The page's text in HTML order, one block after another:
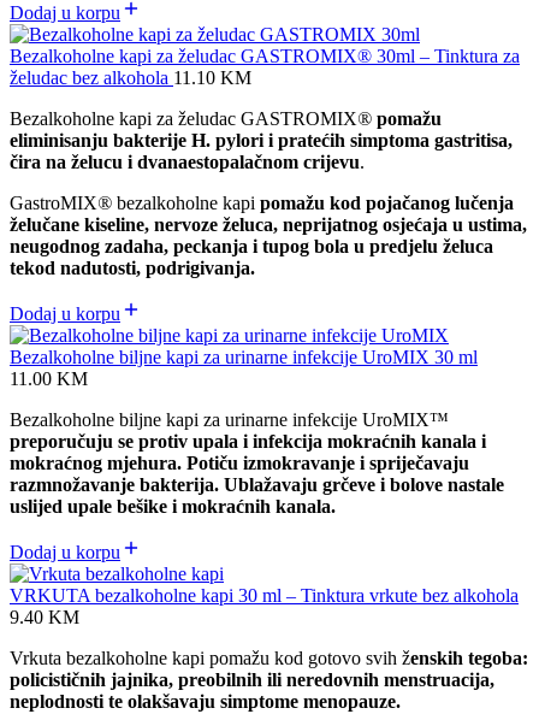
Dodaj u korpu
Bezalkoholne kapi za želudac GASTROMIX® 30ml – Tinktura za
želudac bez alkohola 11.10 KM
Bezalkoholne kapi za želudac GASTROMIX® pomažu
eliminisanju bakterije H. pylori i pratećih simptoma gastritisa,
čira na želucu i dvanaestopalačnom crijevu.
GastroMIX® bezalkoholne kapi pomažu kod pojačanog lučenja
želučane kiseline, nervoze želuca, neprijatnog osjećaja u ustima,
neugodnog zadaha, peckanja i tupog bola u predjelu želuca
tekod nadutosti, podrigivanja.
Dodaj u korpu
Bezalkoholne biljne kapi za urinarne infekcije UroMIX 30 ml
11.00 KM
Bezalkoholne biljne kapi za urinarne infekcije UroMIX™
preporučuju se protiv upala i infekcija mokraćnih kanala i
mokraćnog mjehura. Potiču izmokravanje i spriječavaju
razmnožavanje bakterija. Ublažavaju grčeve i bolove nastale
uslijed upale bešike i mokraćnih kanala.
Dodaj u korpu
VRKUTA bezalkoholne kapi 30 ml – Tinktura vrkute bez alkohola
9.40 KM
Vrkuta bezalkoholne kapi pomažu kod gotovo svih ženskih tegoba:
policističnih jajnika, preobilnih ili neredovnih menstruacija,
neplodnosti te olakšavaju simptome menopauze.